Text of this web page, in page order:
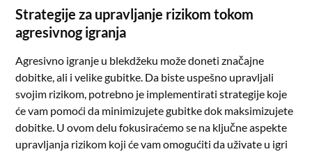
Strategije za upravljanje rizikom tokom
agresivnog igranja
Agresivno igranje u blekdžeku može doneti značajne
dobitke, ali i velike gubitke. Da biste uspešno upravljali
svojim rizikom, potrebno je implementirati strategije koje
će vam pomoći da minimizujete gubitke dok maksimizujete
dobitke. U ovom delu fokusiraćemo se na ključne aspekte
upravljanja rizikom koji će vam omogućiti da uživate u igri